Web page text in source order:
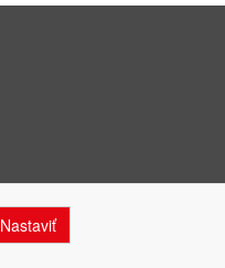
Nastaviť